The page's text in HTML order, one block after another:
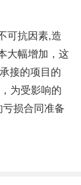
可抗因素,造
大幅增加，这
接的项目的
为受影响的
损合同准备